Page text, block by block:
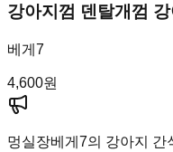
강아지껌 덴탈개껌
베게7
4,600원
멍실장베게7의 강아지 간